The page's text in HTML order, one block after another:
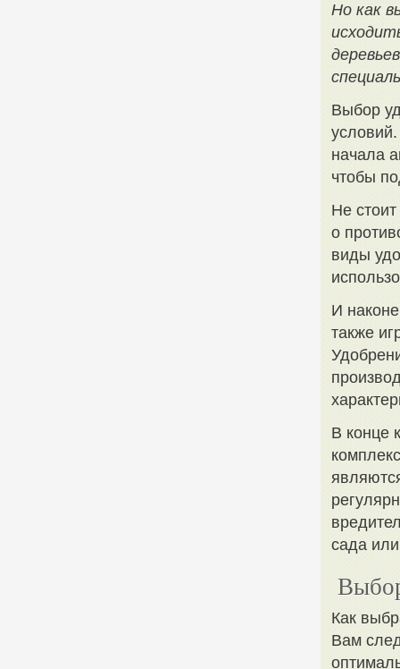
Но как
Выбор
начала
чтобы
Не
о
виды
И
также
В конце
сада или
Как
Вам